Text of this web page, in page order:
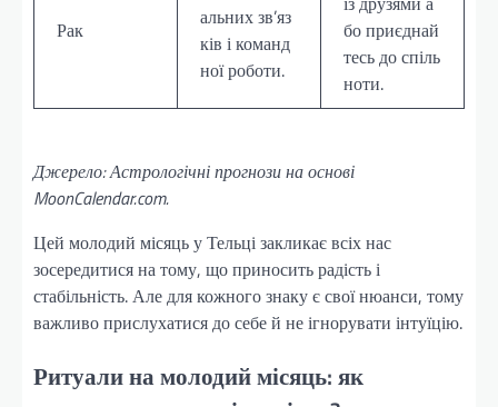
Рак
альних зв’яз
ків і команд
ної роботи.
бо приєднай
тесь до спіль
ноти.
Джерело: Астрологічні прогнози на основі
MoonCalendar.com.
Цей молодий місяць у Тельці закликає всіх нас
зосередитися на тому, що приносить радість і
стабільність. Але для кожного знаку є свої нюанси, тому
важливо прислухатися до себе й не ігнорувати інтуїцію.
Ритуали на молодий місяць: як